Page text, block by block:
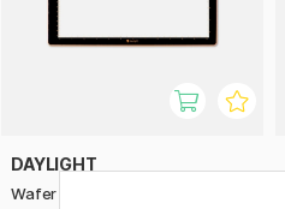
DAYLIGHT
Wafer 1 Lichttafel LED A4